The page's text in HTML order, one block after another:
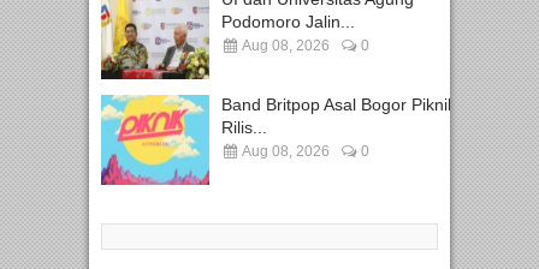
Podomoro Jalin...
Aug 08, 2026 0
Band Britpop Asal Bogor Piknik
Rilis...
Aug 08, 2026 0